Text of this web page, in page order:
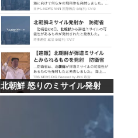
北朝鮮 怒りのミサイル発射